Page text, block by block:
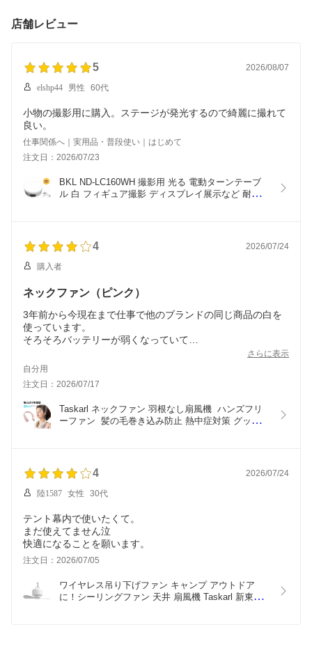
店舗レビュー
5 2026/08/07
elshp44 男性 60代
小物の撮影用に購入。ステージが発光するので綺麗に撮れて
良い。
仕事関係へ｜実用品・普段使い｜はじめて
注文日：2026/07/23
BKL ND-LC160WH 撮影用 光る 電動ターンテーブ
ル 白 フィギュア撮影 ディスプレイ展示など 耐荷重
4 2026/07/24
購入者
ネックファン（ピンク）
3年前から今現在まで仕事で他のブランドの同じ商品の白を
使っています。
そろそろバッテリーが弱くなっていて
この商品は製造終了しているみたいで
他のお店で似たような商品を売っていますが
サイズ感が違っていて、
こちらの商品は今使っているのと同じサイズだったので購入
しました。
とても使い勝手が良くて大満足しています。
さらに表示
自分用
注文日：2026/07/17
Taskarl ネックファン 羽根なし扇風機  ハンズフリ
ーファン  髪の毛巻き込み防止 熱中症対策 グッズ
4 2026/07/24
陸1587 女性 30代
テント幕内で使いたくて。
まだ使えてません泣
快適になることを願います。
注文日：2026/07/05
ワイヤレス吊り下げファン キャンプ アウトドア
に！シーリングファン 天井 扇風機 Taskarl 新東京